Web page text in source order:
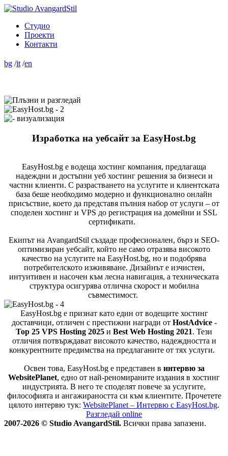
Студио
Проекти
Контакти
bg /it /en
Изработка на уебсайт за EasyHost.bg
EasyHost.bg е водеща хостинг компания, предлагаща
надеждни и достъпни уеб хостинг решения за бизнеси и
частни клиенти. С разрастването на услугите и клиентската
база беше необходимо модерно и функционално онлайн
присъствие, което да представя пълния набор от услуги – от
споделен хостинг и VPS до регистрация на домейни и SSL
сертификати.
Екипът на AvangardStil създаде професионален, бърз и SEO-
оптимизиран уебсайт, който не само отразява високото
качество на услугите на EasyHost.bg, но и подобрява
потребителското изживяване. Дизайнът е изчистен,
интуитивен и насочен към лесна навигация, а техническата
структура осигурява отлична скорост и мобилна
съвместимост.
EasyHost.bg е признат като един от водещите хостинг
доставчици, отличен с престижни награди от HostAdvice -
Top 25 VPS Hosting 2025 и Best Web Hosting 2021. Тези
отличия потвърждават високото качество, надеждността и
конкурентните предимства на предлаганите от тях услуги.
Освен това, EasyHost.bg е представен в интервю за
WebsitePlanet, едно от най-реномираните издания в хостинг
индустрията. В него те споделят повече за услугите,
философията и ангажираността си към клиентите. Прочетете
цялото интервю тук: WebsitePlanet – Интервю с EasyHost.bg.
Разгледай online
2007-2026 © Studio AvangardStil. Всички права запазени.